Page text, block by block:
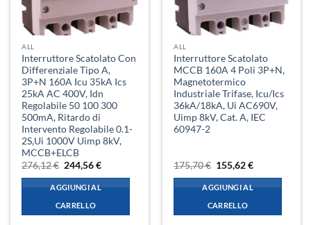
ALL
Interruttore Scatolato Con
Differenziale Tipo A,
3P+N 160A Icu 35kA Ics
25kA AC 400V, Idn
Regolabile 50 100 300
500mA, Ritardo di
Intervento Regolabile 0.1-
2S,Ui 1000V Uimp 8kV,
MCCB+ELCB
276,12€ Il
prezzo
originale
era:
276,12 €.
244,56€Il
è:
AGGIUNGI AL
CARRELLO
ALL
Interruttore Scatolato
MCCB 160A 4 Poli 3P+N,
Magnetotermico
Industriale Trifase, Icu/Ics
36kA/18kA, Ui AC690V,
Uimp 8kV, Cat. A, IEC
60947-2
175,70€ Il
prezzo
originale
era:
175,70 €.
155,62€Il
è:
AGGIUNGI AL
CARRELLO